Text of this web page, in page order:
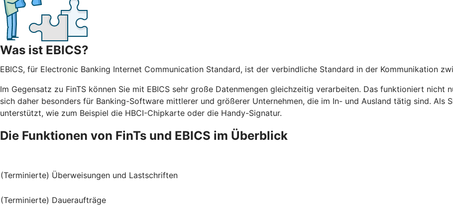
Was ist EBICS?
EBICS, für Electronic Banking Internet Communication Standard, ist der verbindliche Standard in der Kommunikation
Im Gegensatz zu FinTS können Sie mit EBICS sehr große Datenmengen gleichzeitig verarbeiten. Das funktioniert nicht
sich daher besonders für Banking-Software mittlerer und größerer Unternehmen, die im In- und Ausland tätig sind. Als
unterstützt, wie zum Beispiel die HBCI-Chipkarte oder die Handy-Signatur.
Die Funktionen von FinTs und EBICS im Überblick
(Terminierte) Überweisungen und Lastschriften
(Terminierte) Daueraufträge